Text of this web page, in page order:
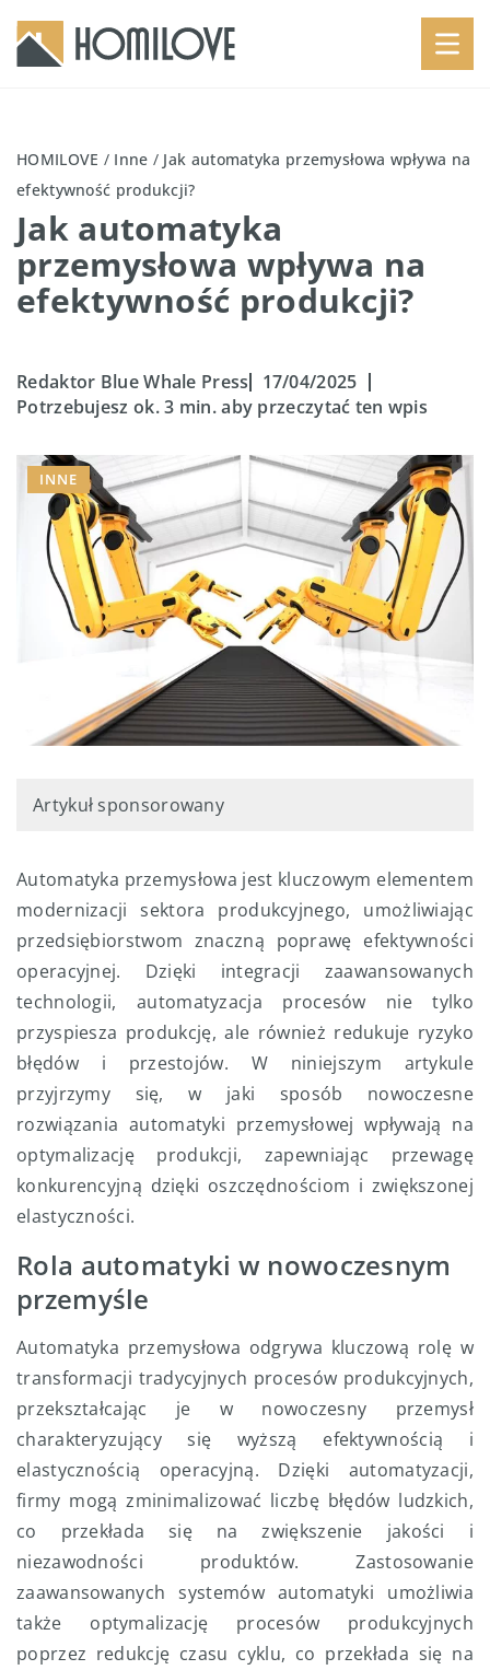
HOMILOVE / Inne / Jak automatyka przemysłowa wpływa na
efektywność produkcji?
Jak automatyka
przemysłowa wpływa na
efektywność produkcji?
Redaktor Blue Whale Press
17/04/2025
Potrzebujesz ok. 3 min. aby przeczytać ten wpis
INNE
Artykuł sponsorowany
Automatyka przemysłowa jest kluczowym elementem
modernizacji sektora produkcyjnego, umożliwiając
przedsiębiorstwom znaczną poprawę efektywności
operacyjnej. Dzięki integracji zaawansowanych
technologii, automatyzacja procesów nie tylko
przyspiesza produkcję, ale również redukuje ryzyko
błędów i przestojów. W niniejszym artykule
przyjrzymy się, w jaki sposób nowoczesne
rozwiązania automatyki przemysłowej wpływają na
optymalizację produkcji, zapewniając przewagę
konkurencyjną dzięki oszczędnościom i zwiększonej
elastyczności.
Rola automatyki w nowoczesnym
przemyśle
Automatyka przemysłowa odgrywa kluczową rolę w
transformacji tradycyjnych procesów produkcyjnych,
przekształcając je w nowoczesny przemysł
charakteryzujący się wyższą efektywnością i
elastycznością operacyjną. Dzięki automatyzacji,
firmy mogą zminimalizować liczbę błędów ludzkich,
co przekłada się na zwiększenie jakości i
niezawodności produktów. Zastosowanie
zaawansowanych systemów automatyki umożliwia
także optymalizację procesów produkcyjnych
poprzez redukcję czasu cyklu, co przekłada się na